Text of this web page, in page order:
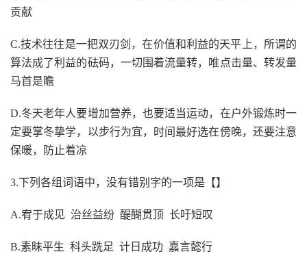
贡献
C.技术往往是一把双刃剑，在价值和利益的天平上，所谓的
算法成了利益的砝码，一切围着流量转，唯点击量、转发量
马首是瞻
D.冬天老年人要增加营养，也要适当运动，在户外锻炼时一
定要掌冬挚学，以步行为宜，时间最好选在傍晚，还要注意
保暖，防止着凉
3.下列各组词语中，没有错别字的一项是 【】
A.宥于成见 治丝益纷 醍醐贯顶 长吁短叹
B.素昧平生 科头跣足 计日成功 嘉言懿行